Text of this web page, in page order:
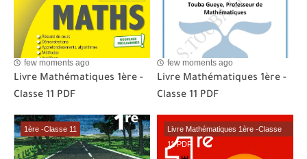
few moments ago
Livre Mathématiques 1ère -
Classe 11 PDF
few moments ago
Livre Mathématiques 1ère -
Classe 11 PDF
1ère -Classe 11
Livre Mathématiques 1ère -Classe
11 PDF